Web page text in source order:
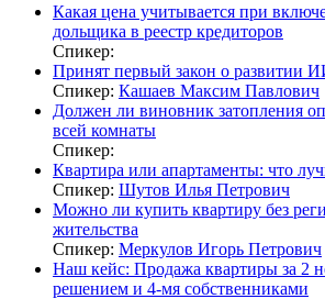
Какая цена учитывается при
дольщика в реестр кредиторов
Спикер:
Принят первый закон о развитии
Спикер: Кашаев Максим Павлович
Должен ли виновник затопления
всей комнаты
Спикер:
Квартира или апартаменты: что
Спикер: Шутов Илья Петрович
Можно ли купить квартиру без
жительства
Спикер: Меркулов Игорь Петрович
Наш кейс: Продажа квартиры за 2
решением и 4-мя собственниками